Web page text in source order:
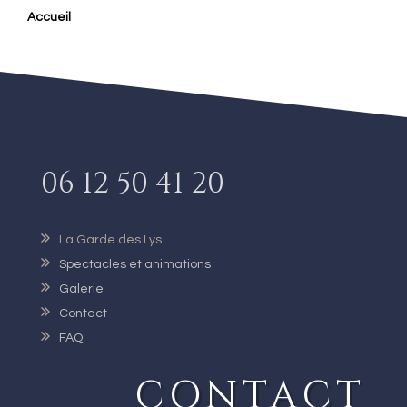
Accueil
06 12 50 41 20
La Garde des Lys
Spectacles et animations
Galerie
Contact
FAQ